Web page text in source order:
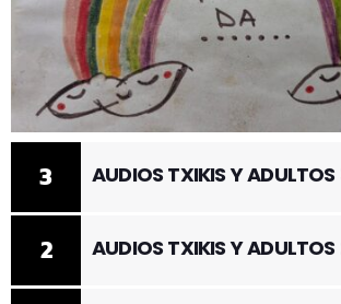
2 AUDIOS TXIKIS Y ADULTOS
3 AUDIOS TXIKIS Y ADULTOS